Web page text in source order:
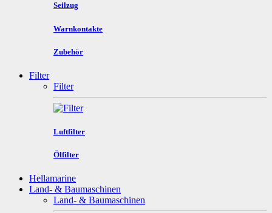
Seilzug
Warnkontakte
Zubehör
Filter
Filter
Luftfilter
Ölfilter
Hellamarine
Land- & Baumaschinen
Land- & Baumaschinen